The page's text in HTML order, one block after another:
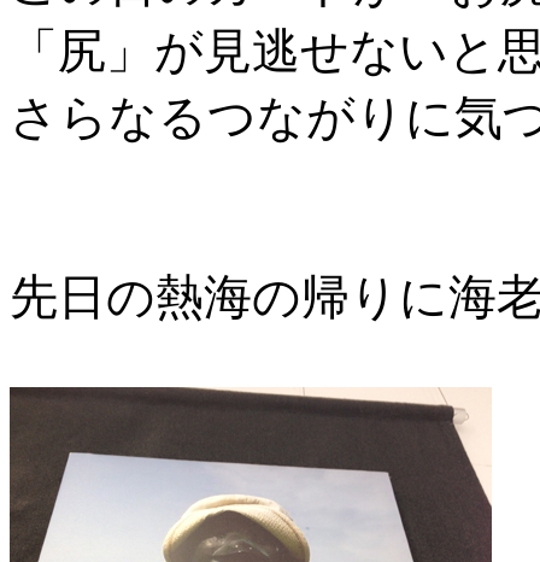
「尻」が見逃せないと
さらなるつながりに気
先日の熱海の帰りに海